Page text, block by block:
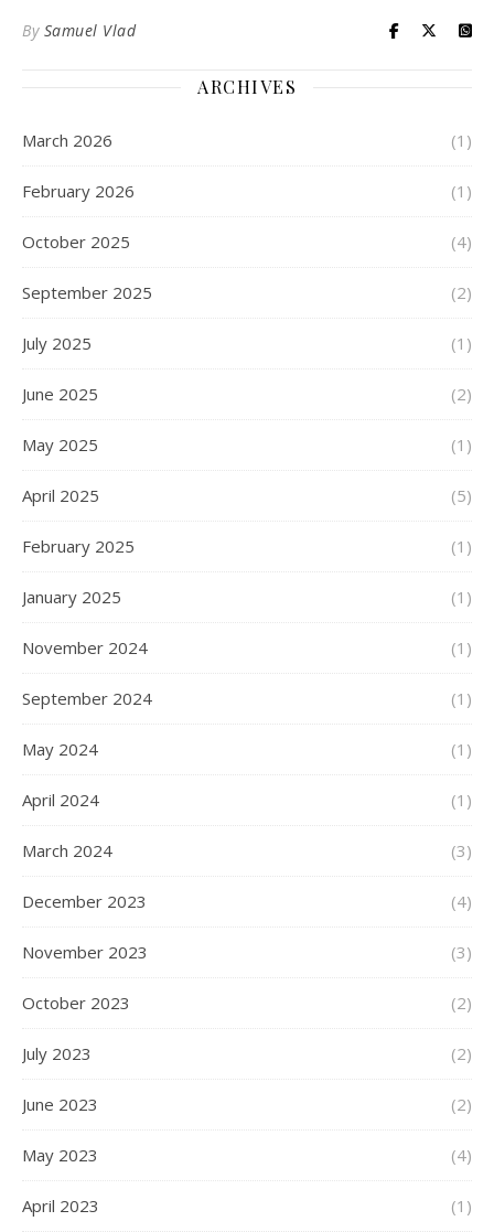
By Samuel Vlad
ARCHIVES
March 2026 (1)
February 2026 (1)
October 2025 (4)
September 2025 (2)
July 2025 (1)
June 2025 (2)
May 2025 (1)
April 2025 (5)
February 2025 (1)
January 2025 (1)
November 2024 (1)
September 2024 (1)
May 2024 (1)
April 2024 (1)
March 2024 (3)
December 2023 (4)
November 2023 (3)
October 2023 (2)
July 2023 (2)
June 2023 (2)
May 2023 (4)
April 2023 (1)